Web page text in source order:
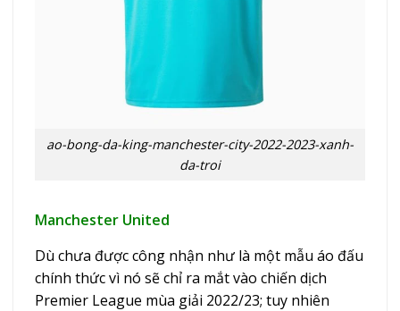
ao-bong-da-king-manchester-city-2022-2023-xanh-
da-troi
Manchester United
Dù chưa được công nhận như là một mẫu áo đấu
chính thức vì nó sẽ chỉ ra mắt vào chiến dịch
Premier League mùa giải 2022/23; tuy nhiên